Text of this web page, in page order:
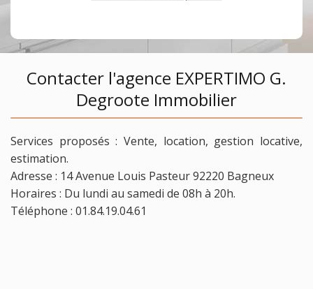
Contacter l'agence EXPERTIMO G.
Degroote Immobilier
Services proposés : Vente, location, gestion locative,
estimation.
Adresse : 14 Avenue Louis Pasteur 92220 Bagneux
Horaires : Du lundi au samedi de 08h à 20h.
Téléphone : 01.84.19.04.61